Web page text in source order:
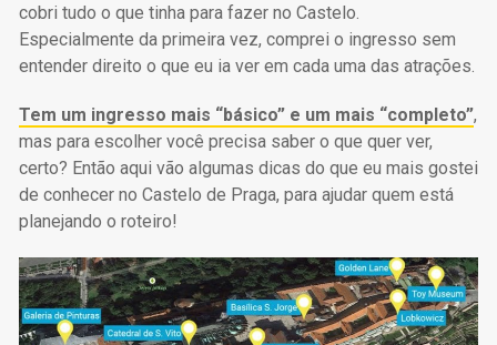
cobri tudo o que tinha para fazer no Castelo.
Especialmente da primeira vez, comprei o ingresso sem
entender direito o que eu ia ver em cada uma das atrações.
Tem um ingresso mais “básico” e um mais “completo”,
mas para escolher você precisa saber o que quer ver,
certo? Então aqui vão algumas dicas do que eu mais gostei
de conhecer no Castelo de Praga, para ajudar quem está
planejando o roteiro!